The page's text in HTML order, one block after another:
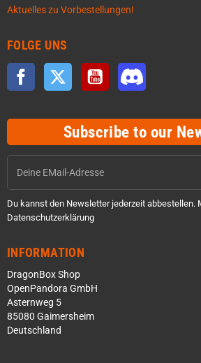
Aktuelles zu Vorbestellungen!
FOLGE UNS
Facebook Twitter YouTube
Subscribe to our
Du kannst den Newsletter jederzeit abbestellen.
Datenschutzerklärung
INFORMATION
DragonBox Shop
OpenPandora GmbH
Asternweg 5
85080 Gaimersheim
Deutschland